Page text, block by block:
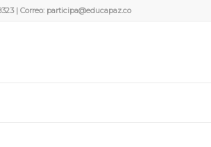
| Correo: participa@educapaz.co